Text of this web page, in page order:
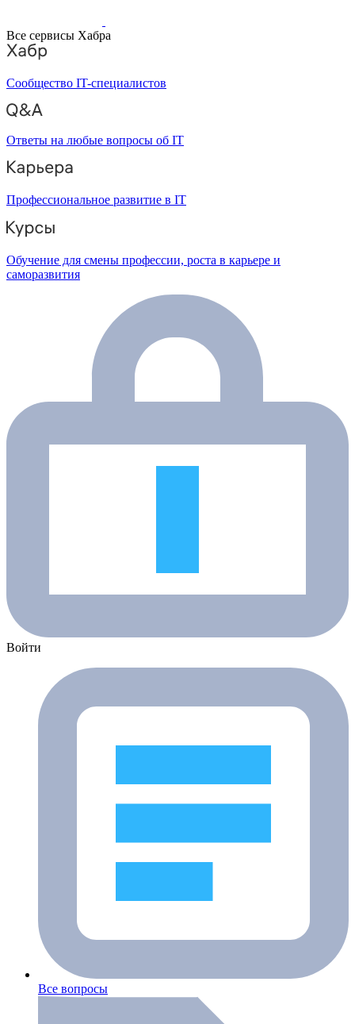
Все сервисы Хабра
Сообщество IT-специалистов
Ответы на любые вопросы об IT
Профессиональное развитие в IT
Обучение для смены профессии, роста в карьере и
саморазвития
Войти
Все вопросы